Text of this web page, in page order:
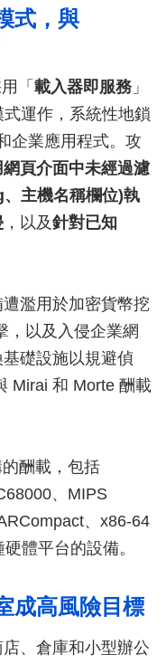
式，與
「 載入器即服務」
運作，系統性地鎖
企業應用程式。攻
網頁介面中未經過濾
主機名稱欄位)執
，以及針對已知
濫用於加密貨幣挖
，以及入侵企業網
礎設施以規避偵
Mirai 和 Morte 酬載
酬載，包括
、MIPS
、x86-64
體平台的設備。
成高風險目標
、倉庫和小型辦公